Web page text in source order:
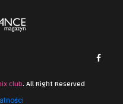
club. All Right Reserved